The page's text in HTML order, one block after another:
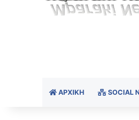
ΑΡΧΙΚΉ SOCIAL